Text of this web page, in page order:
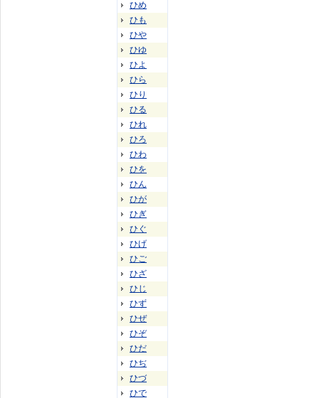
ひめ
ひも
ひや
ひゆ
ひよ
ひら
ひり
ひる
ひれ
ひろ
ひわ
ひを
ひん
ひが
ひぎ
ひぐ
ひげ
ひご
ひざ
ひじ
ひず
ひぜ
ひぞ
ひだ
ひぢ
ひづ
ひで